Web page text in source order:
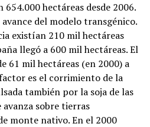
hectáreas desde 2006.
del modelo transgénico.
existían 210 mil hectáreas
llegó a 600 mil hectáreas. El
61 mil hectáreas (en 2000) a
es el corrimiento de la
también por la soja de las
sobre tierras
monte nativo. En el 2000